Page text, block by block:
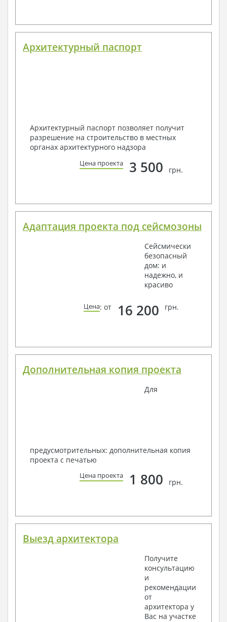
Архитектурный паспорт
Архитектурный паспорт позволяет получит
разрешение на строительство в местных
органах архитектурного надзора
Цена проекта 3 500 грн.
Адаптация проекта под сейсмозоны
Сейсмически
безопасный
дом: и
надежно, и
красиво
Цена: от 16 200 грн.
Дополнительная копия проекта
Для
предусмотрительных: дополнительная копия
проекта с печатью
Цена проекта 1 800 грн.
Выезд архитектора
Получите
консультацию
и
рекомендации
от
архитектора у
Вас на участке